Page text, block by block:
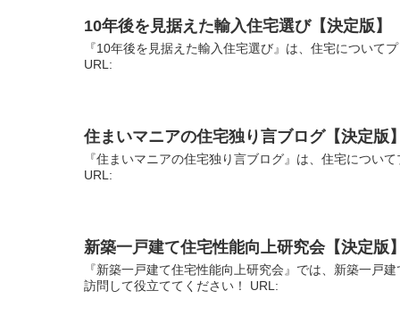
10年後を見据えた輸入住宅選び【決定版】
『10年後を見据えた輸入住宅選び』は、住宅について
URL:
住まいマニアの住宅独り言ブログ【決定版】
『住まいマニアの住宅独り言ブログ』は、住宅につい
URL:
新築一戸建て住宅性能向上研究会【決定版】
『新築一戸建て住宅性能向上研究会』では、新築一戸
訪問して役立ててください！ URL: